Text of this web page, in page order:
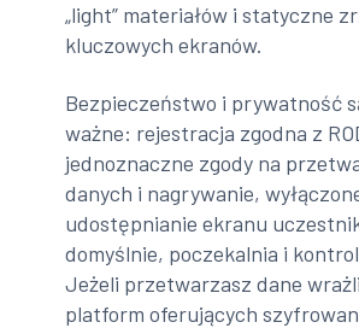
„light” materiałów i statyczne
kluczowych ekranów.
Bezpieczeństwo i prywatność
ważne: rejestracja zgodna z
jednoznaczne zgody na
danych i nagrywanie,
udostępnianie ekranu
domyślnie, poczekalnia i
Jeżeli przetwarzasz dane
platform oferujących